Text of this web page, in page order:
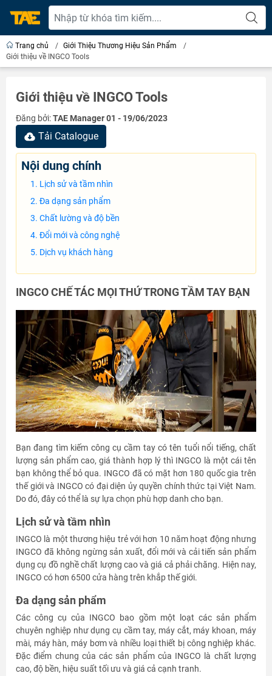
Trang chủ / Giới Thiệu Thương Hiệu Sản Phẩm
/
Giới thiệu về INGCO Tools
Giới thiệu về INGCO Tools
Đăng bởi:TAE Manager 01 - 19/06/2023
Tải Catalogue
Nội dung chính
Lịch sử và tầm nhìn
Đa dạng sản phẩm
Chất lường và độ bền
Đổi mới và công nghệ
Dịch vụ khách hàng
INGCO CHẾ TÁC MỌI THỨ TRONG TẦM TAY BẠN
Bạn đang tìm kiếm công cụ cầm tay có tên tuổi nổi tiếng, chất
lượng sản phẩm cao, giá thành hợp lý thì INGCO là một cái tên
bạn không thể bỏ qua. INGCO đã có mặt hơn 180 quốc gia trên
thế giới và INGCO có đại diện ủy quyền chính thức tại Việt Nam.
Do đó, đây có thể là sự lựa chọn phù hợp danh cho bạn.
Lịch sử và tầm nhìn
INGCO là một thương hiệu trẻ với hơn 10 năm hoạt động nhưng
INGCO đã không ngừng sản xuất, đổi mới và cải tiến sản phẩm
dụng cụ đồ nghề chất lượng cao và giá cả phải chăng. Hiện nay,
INGCO có hơn 6500 cửa hàng trên khắp thế giới.
Đa dạng sản phẩm
Các công cụ của INGCO bao gồm một loạt các sản phẩm
chuyên nghiệp như dụng cụ cầm tay, máy cắt, máy khoan, máy
mài, máy hàn, máy bơm và nhiều loại thiết bị công nghiệp khác.
Đặc điểm chung của các sản phẩm của INGCO là chất lượng
cao, độ bền, hiệu suất tối ưu và giá cả cạnh tranh.